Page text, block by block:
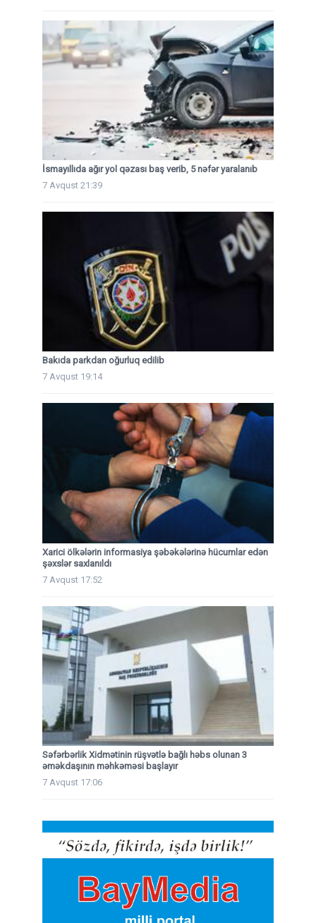
İsmayıllıda ağır yol qəzası baş verib, 5 nəfər yaralanıb
7 Avqust 21:39
Bakıda parkdan oğurluq edilib
7 Avqust 19:14
Xarici ölkələrin informasiya şəbəkələrinə hücumlar edən
şəxslər saxlanıldı
7 Avqust 17:52
Səfərbərlik Xidmətinin rüşvətlə bağlı həbs olunan 3
əməkdaşının məhkəməsi başlayır
7 Avqust 17:06